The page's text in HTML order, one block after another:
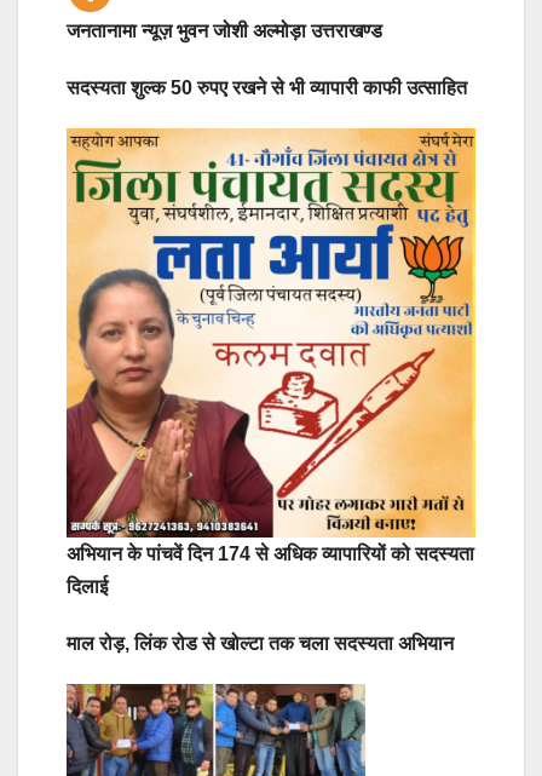
जनतानामा न्यूज़ भुवन जोशी अल्मोड़ा उत्तराखण्ड
सदस्यता शुल्क 50 रुपए रखने से भी व्यापारी काफी उत्साहित
अभियान के पांचवें दिन 174 से अधिक व्यापारियों को सदस्यता
दिलाई
माल रोड़, लिंक रोड से खोल्टा तक चला सदस्यता अभियान